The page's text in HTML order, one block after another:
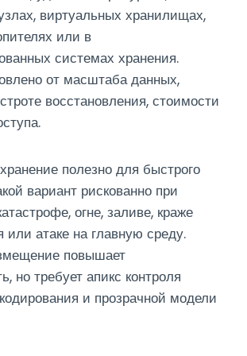
виртуальных хранилищах,
или в
системах хранения.
от масштаба данных,
восстановления, стоимости
полезно для быстрого
вариант рискованно при
огне, заливе, краже
или атаке на главную среду.
повышает
но требует апикс контроля
и прозрачной модели